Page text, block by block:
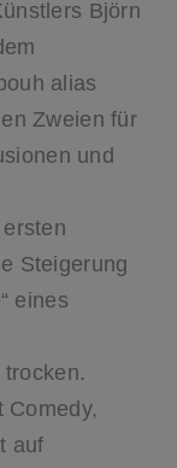
Björn
alias
Zweien für
und
Steigerung
eines
Comedy,
auf